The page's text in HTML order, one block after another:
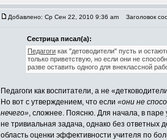
Добавлено: Ср Сен 22, 2010 9:36 am Заголовок
Сестрица писал(а):
Педагоги как "детоводители" пусть и
только приветствую, но если они не
разве оставить одного для внеклассной
Педагоги как воспитатели, а не
Но вот с утверждением, что если «они не
нечего», сложнее. Поясню. Для начала, в паре
не тривиальная задача, однако без ответных
область оценки эффективности учителя по